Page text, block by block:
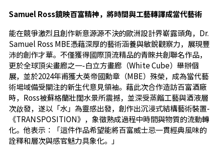
Samuel Ross鏡映百富精神，將時間與工藝轉譯成當代藝術
能在競爭激烈且創作新意源源不決的歐洲設計界嶄露頭角，Dr.
Samuel Ross MBE憑藉深厚的藝術涵養與敏銳觀察力，展現豐
沛的創作才華。不僅獲得國際頂流精品的青睞共創聯名作品，
更於全球頂尖畫廊之一-白立方畫廊（White Cube）舉辦個
展，並於2024年甫獲大英帝國勳章（MBE）殊榮，成為當代藝
術場域備受關注的新生代意見領袖。藉此次合作造訪百富酒廠
時，Ross被蘇格蘭壯闊水景所震撼，並深受蒸餾工藝與酒液層
次啟發，遂以「水」為靈感出發，創作出沉浸式結構藝術裝置-
《TRANSPOSITION》，象徵熟成過程中時間與物質的流動轉
化。他表示：「這件作品希望能將百富威士忌一貫經典風味的
詮釋和層次與感官魅力具象化。」